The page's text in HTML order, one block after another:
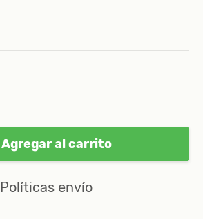
Agregar al carrito
Políticas envío